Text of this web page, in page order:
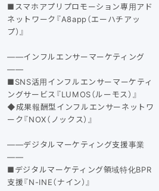
■スマホアプリプロモーション専用アド
ネットワーク『A8app（エーハチアッ
プ）』
――インフルエンサーマーケティング
――
■SNS活用インフルエンサーマーケティ
ングサービス『LUMOS（ルーモス）』
◆成果報酬型インフルエンサーネットワ
ーク『NOX（ノックス）』
――デジタルマーケティング支援事業
――
■デジタルマーケティング領域特化BPR
支援『N-INE（ナイン）』